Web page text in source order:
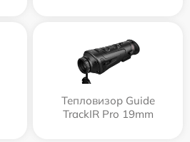
Тепловизор Guide
TrackIR Pro 19mm